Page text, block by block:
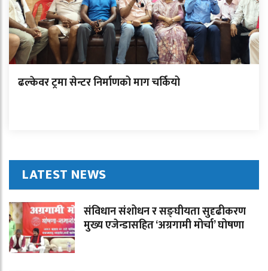
ढल्केवर ट्रमा सेन्टर निर्माणको माग चर्कियो
LATEST NEWS
संविधान संशोधन र सङ्घीयता सुदृढीकरण
मुख्य एजेन्डासहित ‘अग्रगामी मोर्चा’ घोषणा